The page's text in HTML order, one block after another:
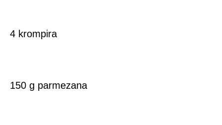
4 krompira
150 g parmezana